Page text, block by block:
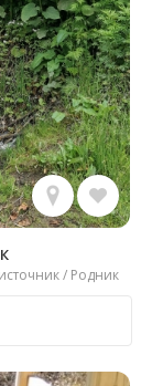
/ Родник